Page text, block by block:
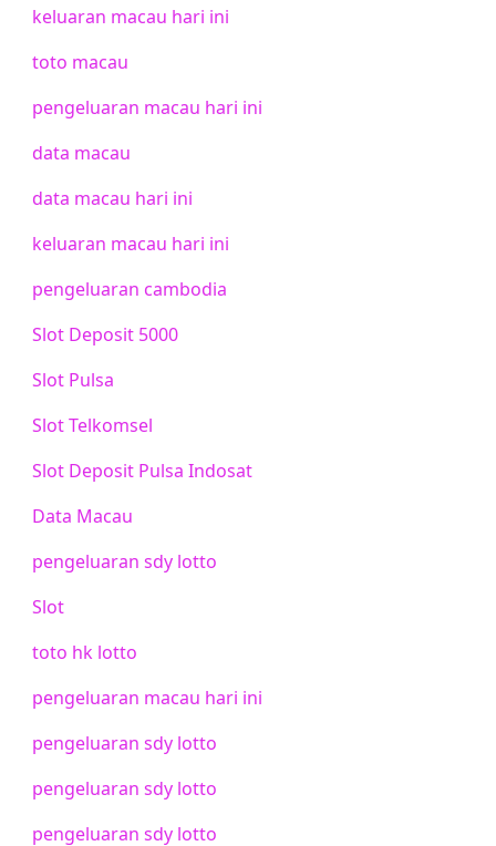
keluaran macau hari ini
toto macau
pengeluaran macau hari ini
data macau
data macau hari ini
keluaran macau hari ini
pengeluaran cambodia
Slot Deposit 5000
Slot Pulsa
Slot Telkomsel
Slot Deposit Pulsa Indosat
Data Macau
pengeluaran sdy lotto
Slot
toto hk lotto
pengeluaran macau hari ini
pengeluaran sdy lotto
pengeluaran sdy lotto
pengeluaran sdy lotto